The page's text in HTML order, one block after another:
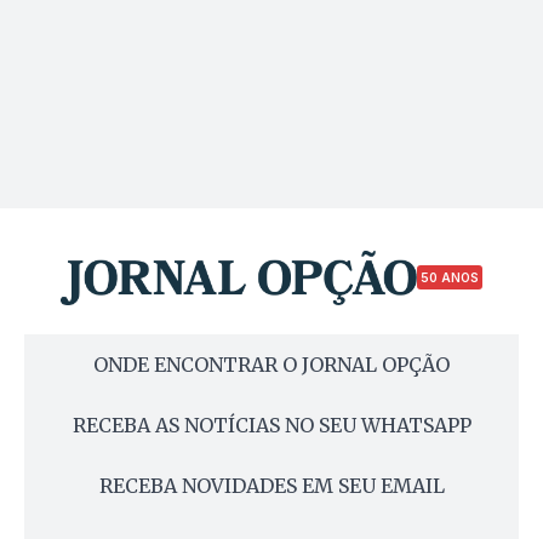
50 ANOS
ONDE ENCONTRAR O JORNAL OPÇÃO
RECEBA AS NOTÍCIAS NO SEU WHATSAPP
RECEBA NOVIDADES EM SEU EMAIL